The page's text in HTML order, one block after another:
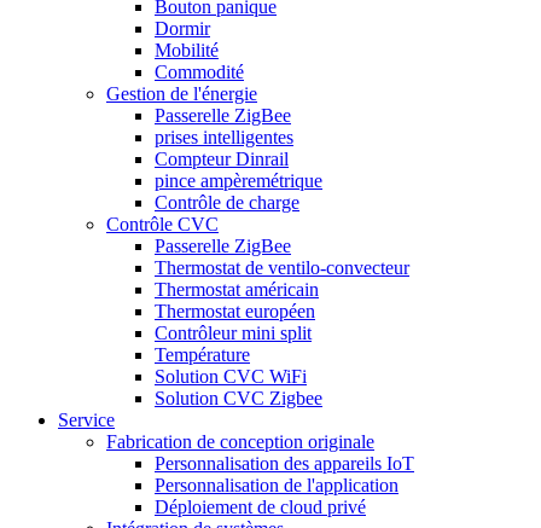
Bouton panique
Dormir
Mobilité
Commodité
Gestion de l'énergie
Passerelle ZigBee
prises intelligentes
Compteur Dinrail
pince ampèremétrique
Contrôle de charge
Contrôle CVC
Passerelle ZigBee
Thermostat de ventilo-convecteur
Thermostat américain
Thermostat européen
Contrôleur mini split
Température
Solution CVC WiFi
Solution CVC Zigbee
Service
Fabrication de conception originale
Personnalisation des appareils IoT
Personnalisation de l'application
Déploiement de cloud privé